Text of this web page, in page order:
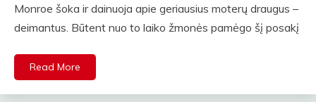
Monroe šoka ir dainuoja apie geriausius moterų draugus –
deimantus. Būtent nuo to laiko žmonės pamėgo šį posakį
Read More